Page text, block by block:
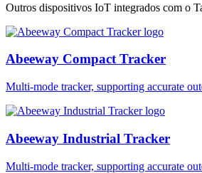
Outros dispositivos IoT integrados com o
Abeeway Compact Tracker
Multi-mode tracker, supporting accurate
Abeeway Industrial Tracker
Multi-mode tracker, supporting accurate